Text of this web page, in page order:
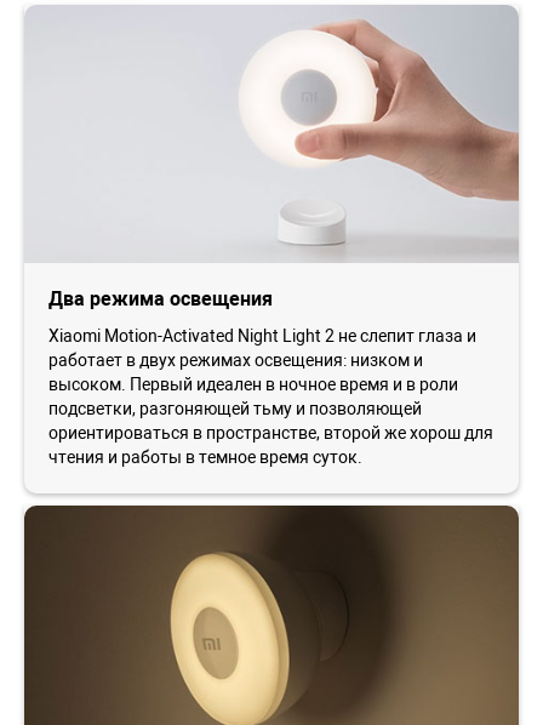
Два режима освещения
Xiaomi Motion-Activated Night Light 2 не слепит глаза и
работает в двух режимах освещения: низком и
высоком. Первый идеален в ночное время и в роли
подсветки, разгоняющей тьму и позволяющей
ориентироваться в пространстве, второй же хорош для
чтения и работы в темное время суток.